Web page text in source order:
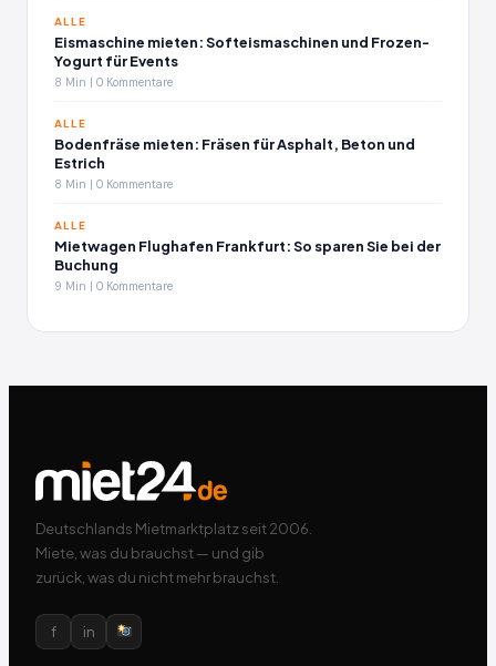
ALLE
Eismaschine mieten: Softeismaschinen und Frozen-
Yogurt für Events
8 Min | 0 Kommentare
ALLE
Bodenfräse mieten: Fräsen für Asphalt, Beton und
Estrich
8 Min | 0 Kommentare
ALLE
Mietwagen Flughafen Frankfurt: So sparen Sie bei der
Buchung
9 Min | 0 Kommentare
Deutschlands Mietmarktplatz seit 2006.
Miete, was du brauchst — und gib
zurück, was du nicht mehr brauchst.
f in